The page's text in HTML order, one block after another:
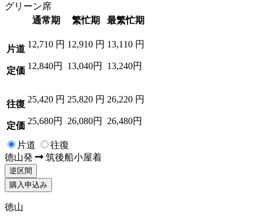
グリーン席
通常期
繁忙期 最繁忙期
片道
定価
12,710 円
12,840円
12,910 円
13,040円
13,110 円
13,240円
往復
定価
25,420 円
25,680円
25,820 円
26,080円
26,220 円
26,480円
片道
往復
徳山発 筑後船小屋着
逆区間
購入申込み
徳山